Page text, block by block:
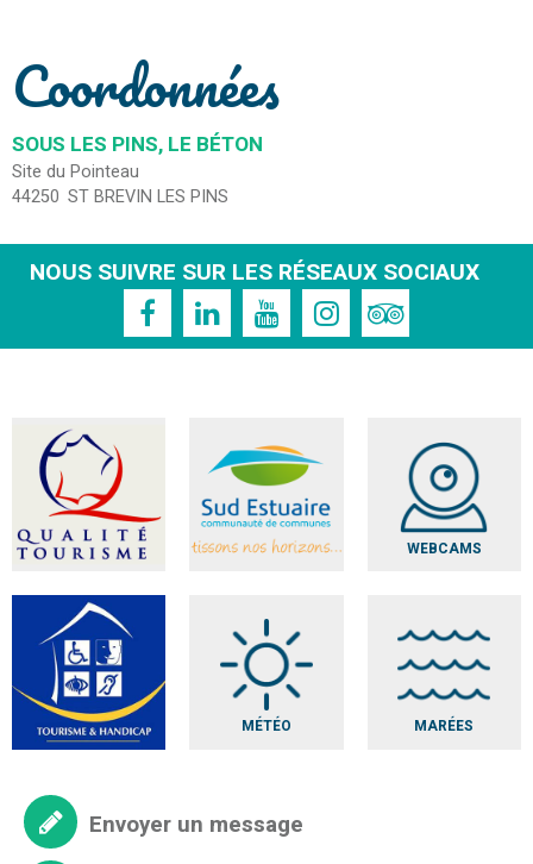
Coordonnées
SOUS LES PINS, LE BÉTON
Site du Pointeau
44250 ST BREVIN LES PINS
NOUS SUIVRE SUR LES RÉSEAUX SOCIAUX
WEBCAMS
MÉTÉO MARÉES
Envoyer un message